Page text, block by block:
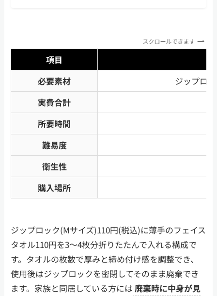
スクロールできます
項目
必要素材
ジップロ
実費合計
所要時間
難易度
衛生性
購入場所
ジップロック(Mサイズ)110円(税込)に薄手のフェイス
タオル110円を3〜4枚分折りたたんで入れる構成で
す。タオルの枚数で厚みと締め付け感を調整でき、
使用後はジップロックを密閉してそのまま廃棄でき
ます。家族と同居している方には 廃棄時に中身が見